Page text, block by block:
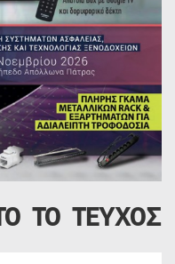
ΤΟ ΤΕΥΧΟΣ